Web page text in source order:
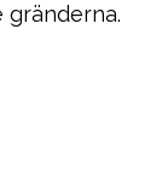
gränderna.